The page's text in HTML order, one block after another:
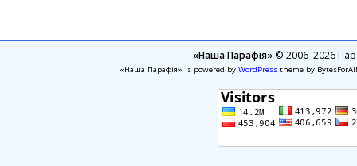
«Наша Парафія»© 2006–2026
«Наша Парафія» is powered by WordPresstheme by